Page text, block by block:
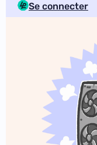
Se connecter